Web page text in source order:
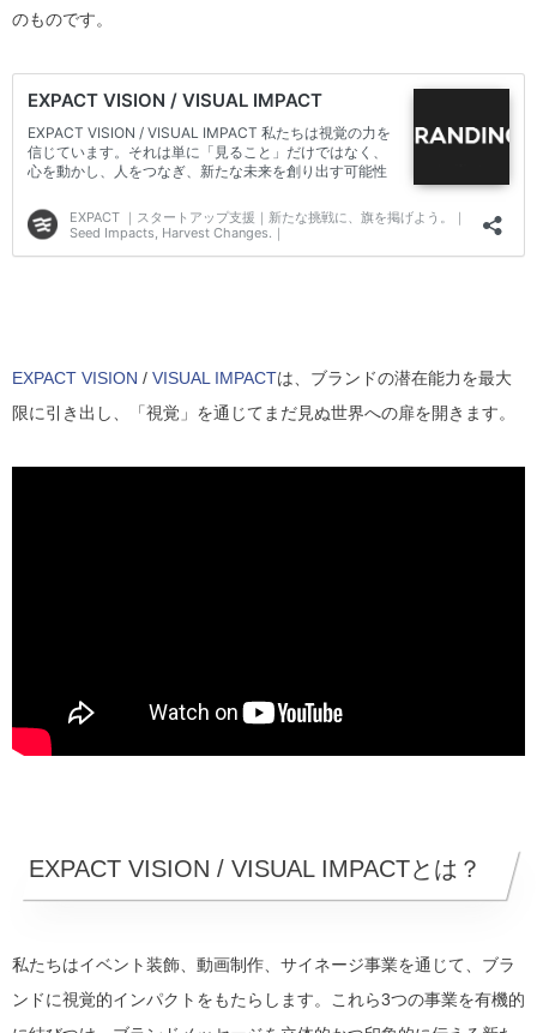
のものです。
EXPACT VISION / VISUAL IMPACTは、ブランドの潜在能力を最大
限に引き出し、「視覚」を通じてまだ見ぬ世界への扉を開きます。
EXPACT VISION / VISUAL IMPACTとは？
私たちはイベント装飾、動画制作、サイネージ事業を通じて、ブラ
ンドに視覚的インパクトをもたらします。これら3つの事業を有機的